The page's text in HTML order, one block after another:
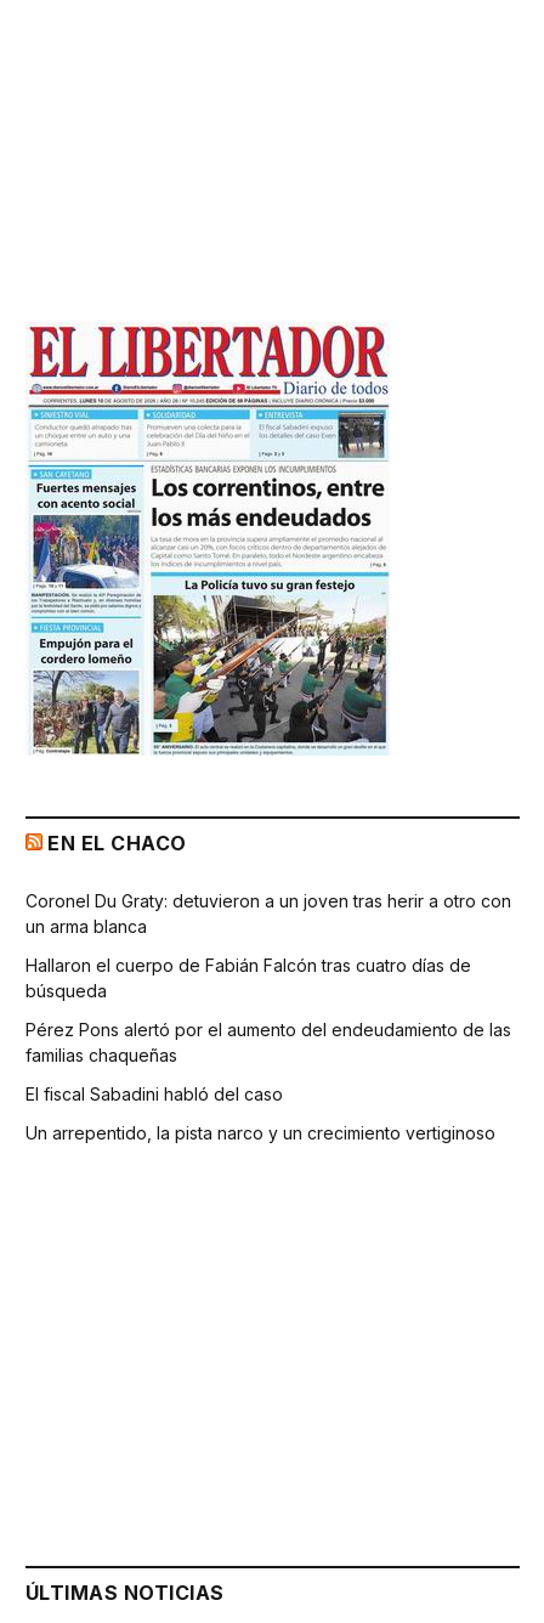
EN EL CHACO
Coronel Du Graty: detuvieron a un joven tras herir a otro con
un arma blanca
Hallaron el cuerpo de Fabián Falcón tras cuatro días de
búsqueda
Pérez Pons alertó por el aumento del endeudamiento de las
familias chaqueñas
El fiscal Sabadini habló del caso
Un arrepentido, la pista narco y un crecimiento vertiginoso
ÚLTIMAS NOTICIAS